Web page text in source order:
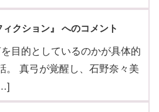
ィクション』 へのコメント
目的としているのかが具体的
。 真弓が覚醒し、石野奈々美